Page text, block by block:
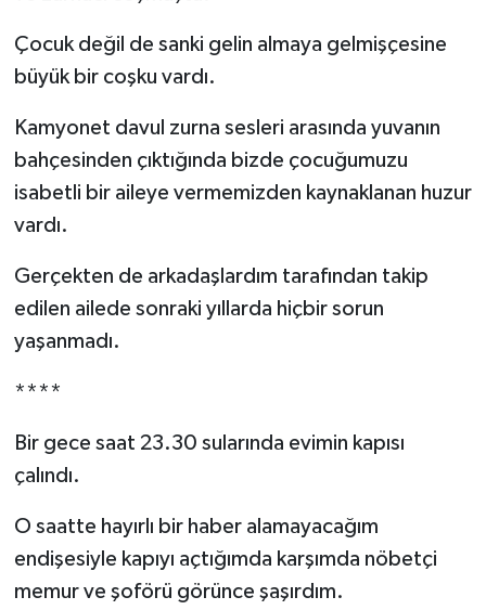
Çocuk değil de sanki gelin almaya gelmişçesine
büyük bir coşku vardı.
Kamyonet davul zurna sesleri arasında yuvanın
bahçesinden çıktığında bizde çocuğumuzu
isabetli bir aileye vermemizden kaynaklanan huzur
vardı.
Gerçekten de arkadaşlardım tarafından takip
edilen ailede sonraki yıllarda hiçbir sorun
yaşanmadı.
****
Bir gece saat 23.30 sularında evimin kapısı
çalındı.
O saatte hayırlı bir haber alamayacağım
endişesiyle kapıyı açtığımda karşımda nöbetçi
memur ve şoförü görünce şaşırdım.